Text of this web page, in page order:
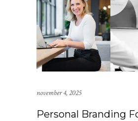
november 4, 2025
Personal Branding